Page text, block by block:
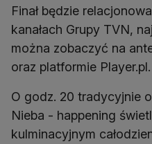
Finał będzie
kanałach Grupy TVN,
można zobaczyć na
oraz platformie Player.pl.
O godz. 20 tradycyjnie
Nieba - happening
kulminacyjnym